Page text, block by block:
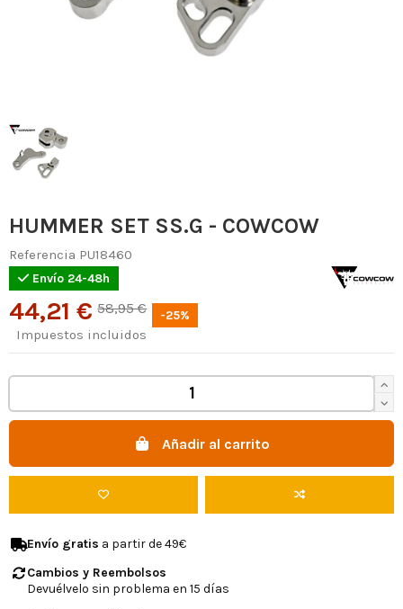
HUMMER SET SS.G - COWCOW
Referencia PU18460
Envío 24-48h
44,21 € 58,95 € -25%
Impuestos incluidos
Añadir al carrito
Envío gratis a partir de 49€
Cambios y Reembolsos
Devuélvelo sin problema en 15 días